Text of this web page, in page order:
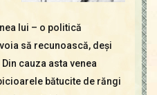
lui – o politică
să recunoască, deşi
cauza asta venea
bătucite de răngi